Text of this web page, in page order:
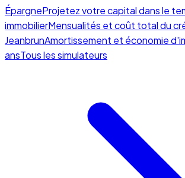
ÉpargneProjetez votre capital dans le
immobilierMensualités et coût total du
JeanbrunAmortissement et économie
ansTous les simulateurs